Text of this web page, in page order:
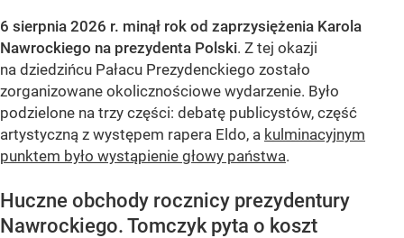
6 sierpnia 2026 r. minął rok od zaprzysiężenia Karola
Nawrockiego na prezydenta Polski. Z tej okazji
na dziedzińcu Pałacu Prezydenckiego zostało
zorganizowane okolicznościowe wydarzenie. Było
podzielone na trzy części: debatę publicystów, część
artystyczną z występem rapera Eldo, a kulminacyjnym
punktem było wystąpienie głowy państwa.
Huczne obchody rocznicy prezydentury
Nawrockiego. Tomczyk pyta o koszt